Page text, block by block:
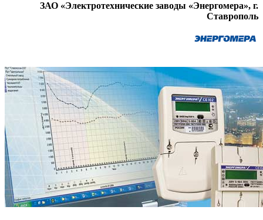
ЗАО «Электротехнические заводы «Энергомера», г.
Ставрополь